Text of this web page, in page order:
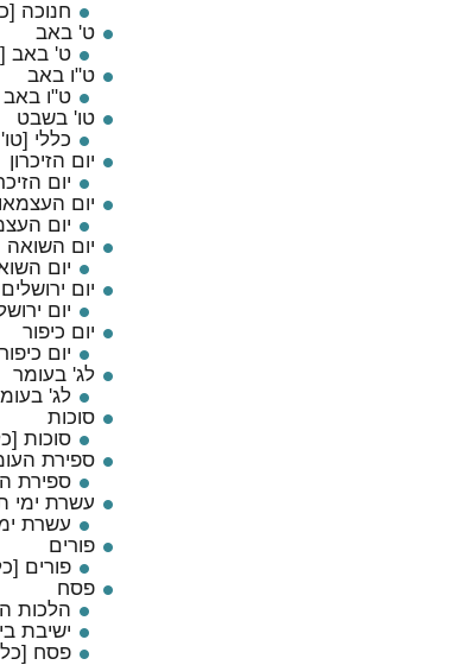
חנוכה
ט' באב
ט' באב
ט"ו באב
ט"ו באב
טו' בשבט
כללי
יום הזיכרון
יום
יום
יום
יום השואה
יום
יום ירושלים
יום
יום כיפור
יום
לג' בעומר
לג'
סוכות
סוכות
ספירת
ספירת
עשרת ימי
עשרת
פורים
פורים
פסח
הלכות
ישיבת
פסח